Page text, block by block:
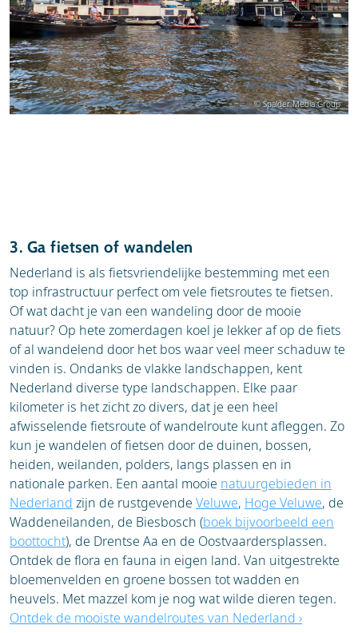
© Spalder Media Group
3. Ga fietsen of wandelen
Nederland is als fietsvriendelijke bestemming met een
top infrastructuur perfect om vele fietsroutes te fietsen.
Of wat dacht je van een wandeling door de mooie
natuur? Op hete zomerdagen koel je lekker af op de fiets
of al wandelend door het bos waar veel meer schaduw te
vinden is. Ondanks de vlakke landschappen, kent
Nederland diverse type landschappen. Elke paar
kilometer is het zicht zo divers, dat je een heel
afwisselende fietsroute of wandelroute kunt afleggen. Zo
kun je wandelen of fietsen door de duinen, bossen,
heiden, weilanden, polders, langs plassen en in
nationale parken. Een aantal mooie natuurgebieden in
Nederland zijn de rustgevende Veluwe, Hoge Veluwe, de
Waddeneilanden, de Biesbosch (boek bijvoorbeeld een
boottocht), de Drentse Aa en de Oostvaardersplassen.
Ontdek de flora en fauna in eigen land. Van uitgestrekte
bloemenvelden en groene bossen tot wadden en
heuvels. Met mazzel kom je nog wat wilde dieren tegen.
Ontdek de mooiste wandelroutes van Nederland ›